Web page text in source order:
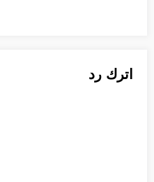
اترك رد